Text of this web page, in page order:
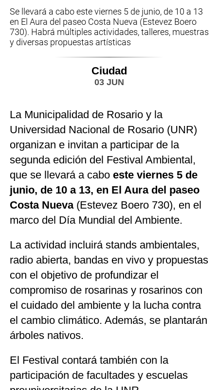
Se llevará a cabo este viernes 5 de junio, de 10 a 13
en El Aura del paseo Costa Nueva (Estevez Boero
730). Habrá múltiples actividades, talleres, muestras
y diversas propuestas artísticas
Ciudad
03 JUN
La Municipalidad de Rosario y la
Universidad Nacional de Rosario (UNR)
organizan e invitan a participar de la
segunda edición del Festival Ambiental,
que se llevará a cabo este viernes 5 de
junio, de 10 a 13, en El Aura del paseo
Costa Nueva(Estevez Boero 730), en el
marco del Día Mundial del Ambiente.
La actividad incluirá stands ambientales,
radio abierta, bandas en vivo y propuestas
con el objetivo de profundizar el
compromiso de rosarinas y rosarinos con
el cuidado del ambiente y la lucha contra
el cambio climático. Además, se plantarán
árboles nativos.
El Festival contará también con la
participación de facultades y escuelas